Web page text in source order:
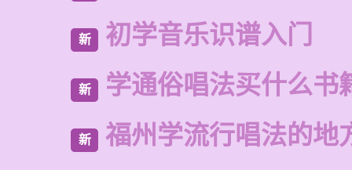
新 初学音乐识谱入门
新 学通俗唱法买什么书
新 福州学流行唱法的地